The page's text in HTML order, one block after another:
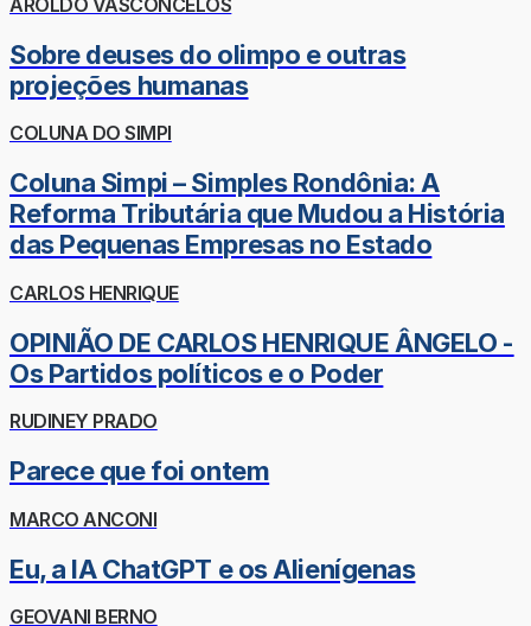
Sobre deuses do olimpo e outras
projeções humanas
COLUNA DO SIMPI
Coluna Simpi – Simples Rondônia: A
Reforma Tributária que Mudou a História
das Pequenas Empresas no Estado
CARLOS HENRIQUE
OPINIÃO DE CARLOS HENRIQUE ÂNGELO -
Os Partidos políticos e o Poder
RUDINEY PRADO
Parece que foi ontem
MARCO ANCONI
Eu, a IA ChatGPT e os Alienígenas
GEOVANI BERNO